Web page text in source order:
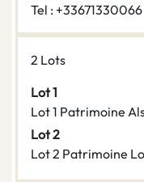
Tel : +33671330066
2 Lots
Lot 1
Lot 1 Patrimoine
Lot 2
Lot 2 Patrimoine